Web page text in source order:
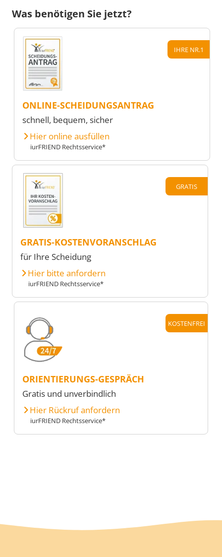
Was benötigen Sie jetzt?
IHRE NR.1
ONLINE-SCHEIDUNGSANTRAG
schnell, bequem, sicher
Hier online ausfüllen
iurFRIEND Rechtsservice*
GRATIS
GRATIS-KOSTENVORANSCHLAG
für Ihre Scheidung
Hier bitte anfordern
iurFRIEND Rechtsservice*
KOSTENFREI
ORIENTIERUNGS-GESPRÄCH
Gratis und unverbindlich
Hier Rückruf anfordern
iurFRIEND Rechtsservice*